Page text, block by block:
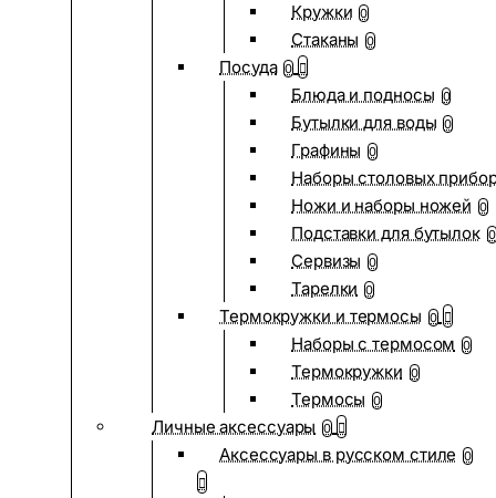
Кружки 0
Стаканы 0
Посуда 0
Блюда и подносы 0
Бутылки для воды 0
Графины 0
Наборы столовых
Ножи и наборы ножей 0
Подставки для бутылок 0
Сервизы 0
Тарелки 0
Термокружки и термосы 0
Наборы с термосом 0
Термокружки 0
Термосы 0
Личные аксессуары 0
Аксессуары в русском стиле 0